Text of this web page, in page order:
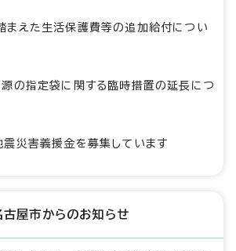
まえた生活保護費等の追加給付につい
源の指定袋に関する臨時措置の延長につ
災害義援金を募集しています
古屋市からのお知らせ